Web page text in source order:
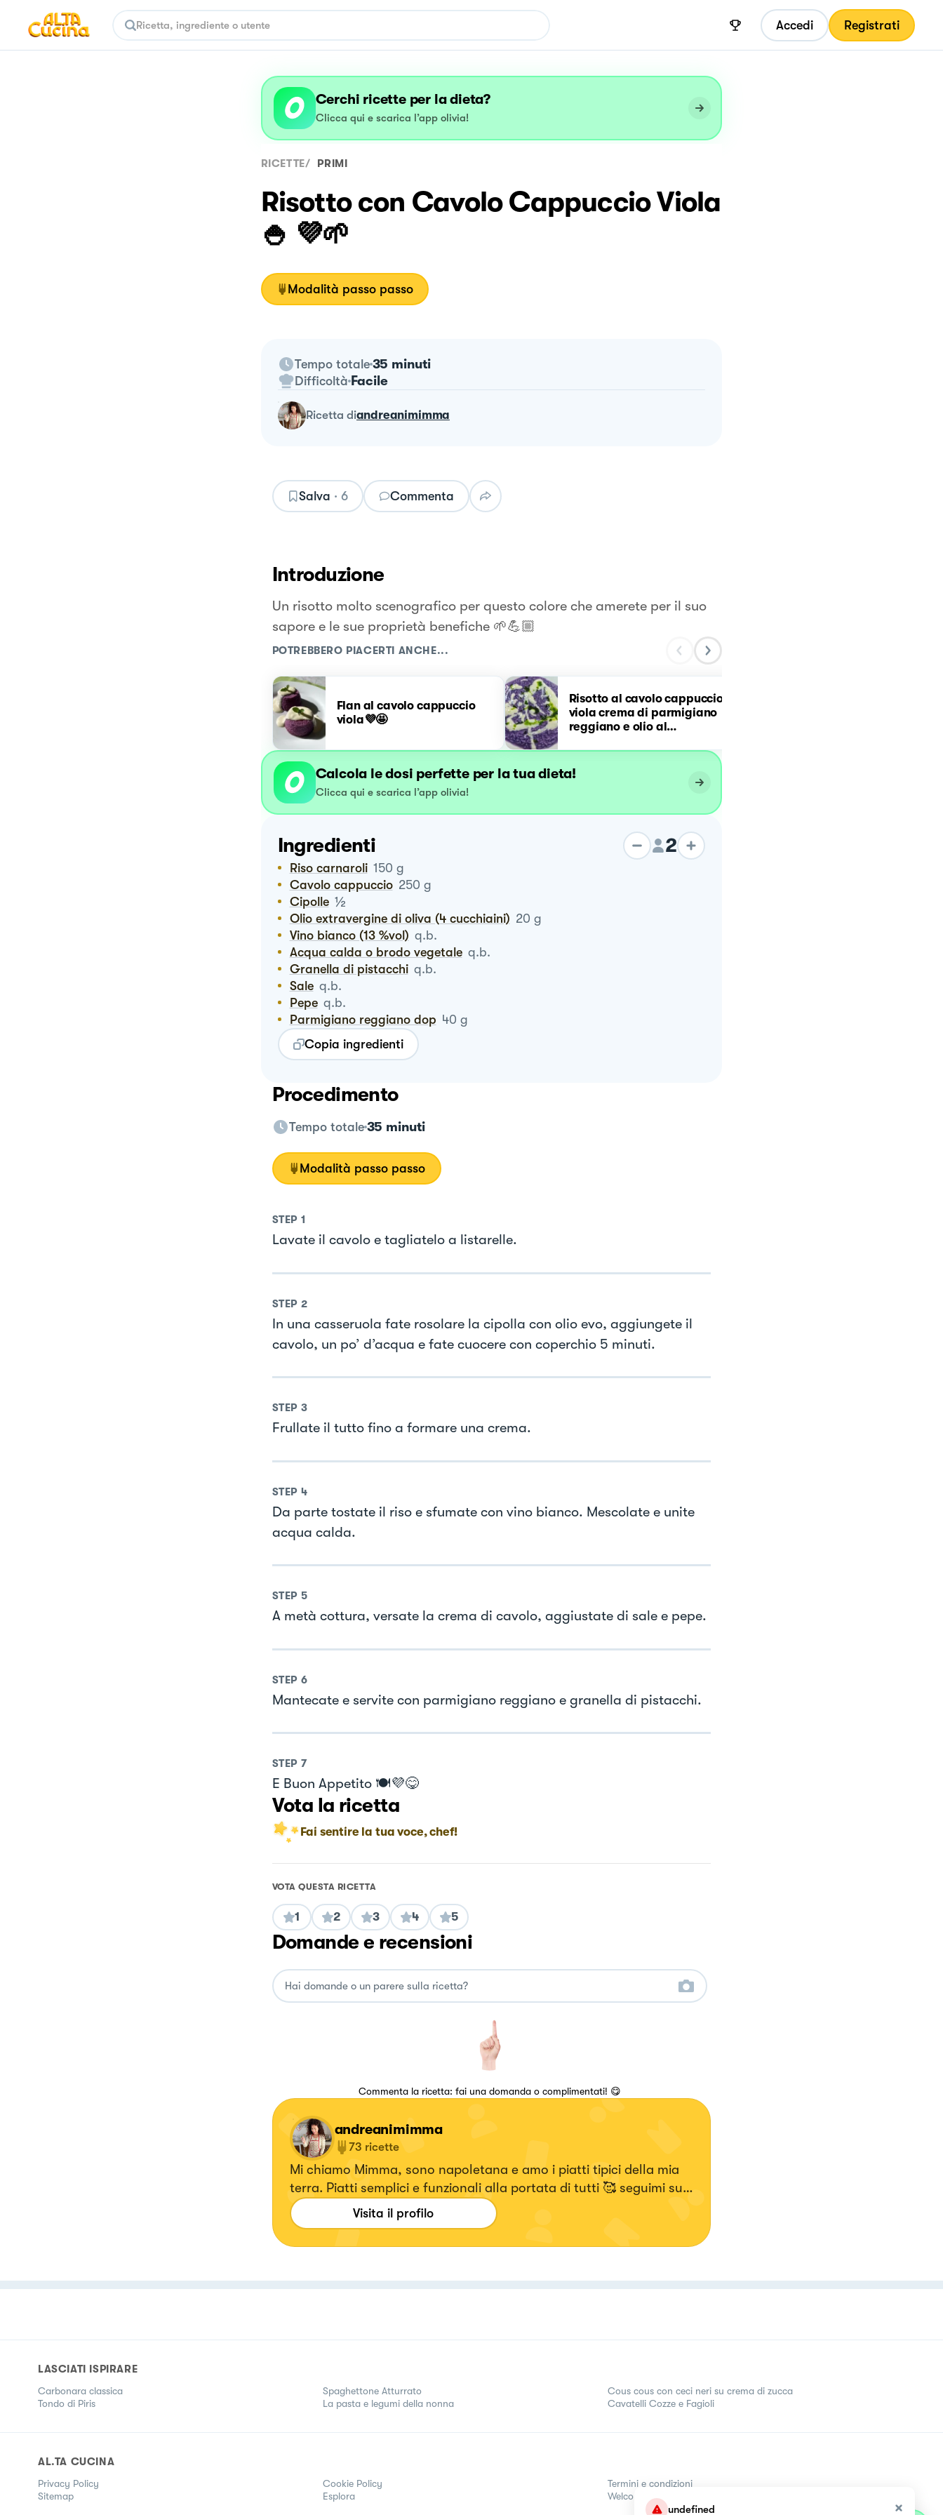
undefined
Accedi Registrati
Cerchi ricette per la dieta?
Clicca qui e scarica l’app olivia!
RICETTE/ PRIMI
Risotto con Cavolo Cappuccio Viola
🍚 💜🌱
Modalità passo passo
Tempo totale 35 minuti
Difficoltà Facile
ricetta diandreanimimma
Salva · 6 Commenta
Introduzione
Un risotto molto scenografico per questo colore che amerete per il suo
sapore e le sue proprietà benefiche 🌱💪🏼
POTREBBERO PIACERTI ANCHE...
Flan al cavolo cappuccio
viola💜🤩
Risotto al cavolo cappuccio
viola crema di parmigiano
reggiano e olio al
Calcola le dosi perfette per la tua dieta!
Clicca qui e scarica l’app olivia!
Ingredienti 2
Riso carnaroli 150 g
Cavolo cappuccio 250 g
Cipolle ½
Olio extravergine di oliva (4 cucchiaini) 20 g
Vino bianco (13 %vol) q.b.
Acqua calda o brodo vegetale q.b.
Granella di pistacchi q.b.
Sale q.b.
Pepe q.b.
Parmigiano reggiano dop 40 g
Copia ingredienti
Procedimento
Tempo totale 35 minuti
Modalità passo passo
STEP 1
Lavate il cavolo e tagliatelo a listarelle.
STEP 2
In una casseruola fate rosolare la cipolla con olio evo, aggiungete il
cavolo, un po’ d’acqua e fate cuocere con coperchio 5 minuti.
STEP 3
Frullate il tutto fino a formare una crema.
STEP 4
Da parte tostate il riso e sfumate con vino bianco. Mescolate e unite
acqua calda.
STEP 5
A metà cottura, versate la crema di cavolo, aggiustate di sale e pepe.
STEP 6
Mantecate e servite con parmigiano reggiano e granella di pistacchi.
STEP 7
E Buon Appetito 🍽️💜😋
Vota la ricetta
Fai sentire la tua voce, chef!
VOTA QUESTA RICETTA
1 2 3 4 5
Domande e recensioni
Commenta la ricetta: fai una domanda o complimentati! 😋
andreanimimma
73 ricette
Mi chiamo Mimma, sono napoletana e amo i piatti tipici della mia
terra. Piatti semplici e funzionali alla portata di tutti 🥰 seguimi su
Instagram @mani.in.cucina
Visita il profilo
LASCIATI ISPIRARE
Carbonara classica
Tondo di Piris
Spaghettone Atturrato
La pasta e legumi della nonna
Cous cous con ceci neri su crema di zucca
Cavatelli Cozze e Fagioli
AL.TA CUCINA
Privacy Policy Cookie Policy
Termini e condizioni
Sitemap
Esplora Welcome